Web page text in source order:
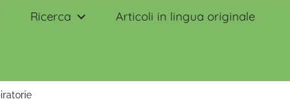
Ricerca Articoli in lingua originale